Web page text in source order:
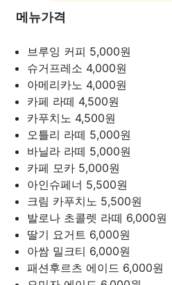
메뉴가격
브루잉 커피 5,000원
슈거프레소 4,000원
아메리카노 4,000원
카페 라떼 4,500원
카푸치노 4,500원
오틀리 라떼 5,000원
바닐라 라떼 5,000원
카페 모카 5,000원
아인슈페너 5,500원
크림 카푸치노 5,500원
발로나 초콜렛 라떼 6,000원
딸기 요거트 6,000원
아쌈 밀크티 6,000원
패션후르츠 에이드 6,000원